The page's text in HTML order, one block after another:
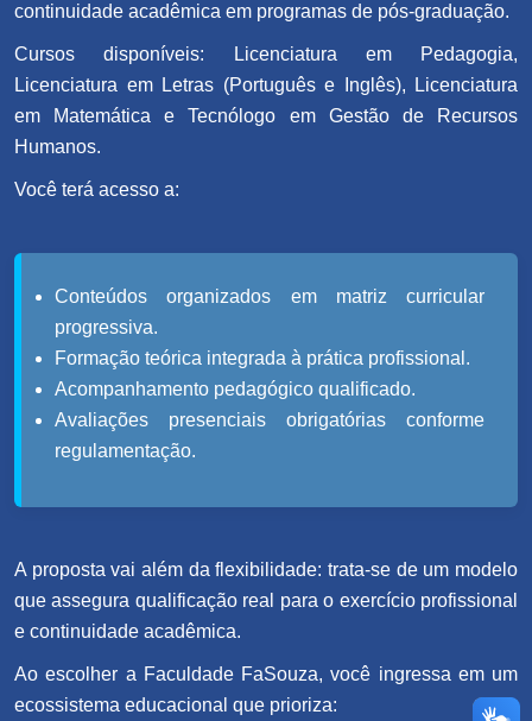
continuidade acadêmica em programas de pós-graduação.
Cursos disponíveis: Licenciatura em Pedagogia,
Licenciatura em Letras (Português e Inglês), Licenciatura
em Matemática e Tecnólogo em Gestão de Recursos
Humanos.
Você terá acesso a:
Conteúdos organizados em matriz curricular
progressiva.
Formação teórica integrada à prática profissional.
Acompanhamento pedagógico qualificado.
Avaliações presenciais obrigatórias conforme
regulamentação.
A proposta vai além da flexibilidade: trata-se de um modelo
que assegura qualificação real para o exercício profissional
e continuidade acadêmica.
Ao escolher a Faculdade FaSouza, você ingressa em um
ecossistema educacional que prioriza: